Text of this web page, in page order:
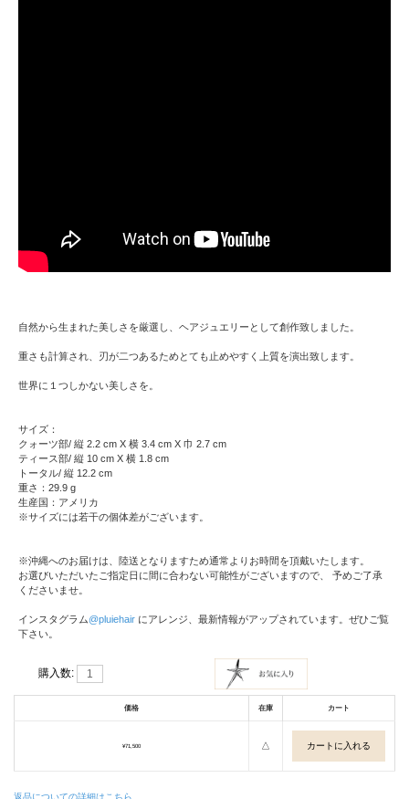
自然から生まれた美しさを厳選し、ヘアジュエリーとして創作致しました。
重さも計算され、刃が二つあるためとても止めやすく上質を演出致します。
世界に１つしかない美しさを。
サイズ：
クォーツ部/ 縦 2.2 cm X 横 3.4 cm X 巾 2.7 cm
ティース部/ 縦 10 cm X 横 1.8 cm
トータル/ 縦 12.2 cm
重さ：29.9 g
生産国：アメリカ
※サイズには若干の個体差がございます。
※沖縄へのお届けは、陸送となりますため通常よりお時間を頂戴いたします。
お選びいただいたご指定日に間に合わない可能性がございますので、 予めご了承
くださいませ。
インスタグラム@pluiehair にアレンジ、最新情報がアップされています。ぜひご覧
下さい。
購入数:
価格 在庫 カート
¥71,500 △
返品についての詳細はこちら